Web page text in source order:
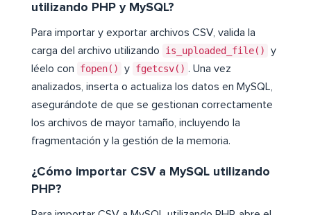
utilizando PHP y MySQL?
Para importar y exportar archivos CSV, valida la
carga del archivo utilizando
is_uploaded_file()
y
léelo con
fopen() y fgetcsv() . Una vez
analizados, inserta o actualiza los datos en MySQL,
asegurándote de que se gestionan correctamente
los archivos de mayor tamaño, incluyendo la
fragmentación y la gestión de la memoria.
¿Cómo importar CSV a MySQL utilizando
PHP?